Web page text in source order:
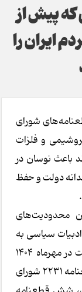
پیش از
ایران را
شورای
و فلزات
باعث نوسان در
دولت و حفظ
محدودیت‌های
سیاسی به
«غروب سال دهم» معروف شده و قرار است در مهرماه ۱۴۰۴
(اکتبر ۲۰۲۵) فرا برسد؛ تاریخی که در آن قطعنامه ۲۲۳۱ شورای